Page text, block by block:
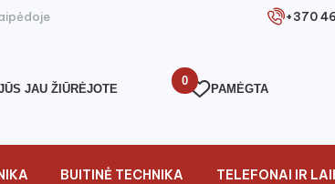
+370
JAU ŽIŪRĖJOTE
0
PAMĖGTA
BUITINĖ TECHNIKA TELEFONAI IR